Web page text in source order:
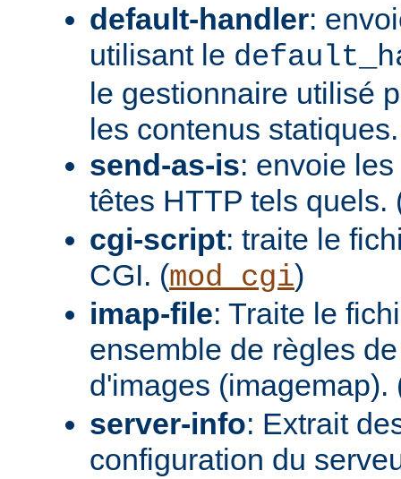
default-handler:
utilisant le
le gestionnaire utilisé
les contenus
send-as-is: envoie
têtes HTTP tels quels.
cgi-script: traite le
CGI. (mod_cgi)
imap-file: Traite le
ensemble de règles
d'images (imagemap).
server-info: Extrait
configuration du